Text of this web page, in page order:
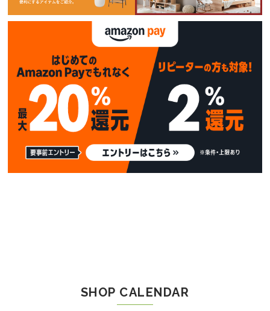
SHOP CALENDAR